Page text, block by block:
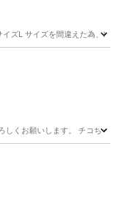
ズL サイズを間違えた為、出
くお願いします。 チコちゃ